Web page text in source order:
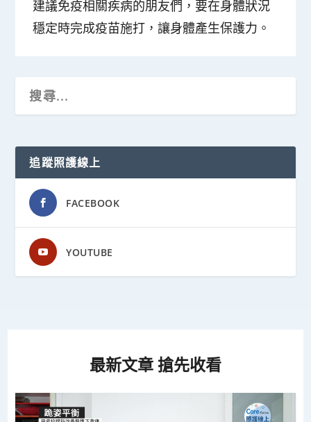
建議免疫相關疾病的朋友們，要在身體狀況
穩定時完成疫苗施打，讓身體產生保護力。
追蹤照護線上
FACEBOOK
YOUTUBE
最新文章 搶先收看